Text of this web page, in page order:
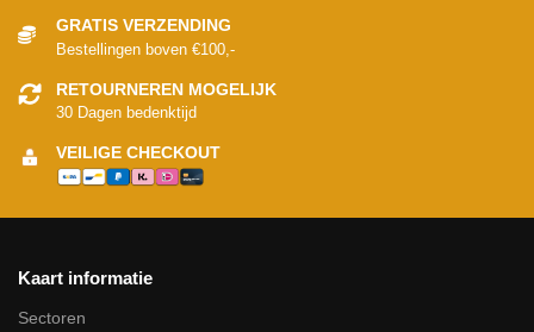
GRATIS VERZENDING
Bestellingen boven €100,-
RETOURNEREN MOGELIJK
30 Dagen bedenktijd
VEILIGE CHECKOUT
Kaart informatie
Sectoren